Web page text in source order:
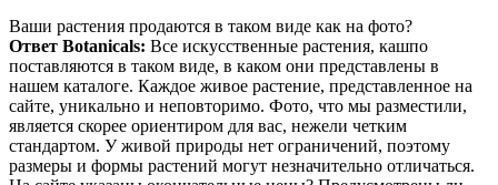
Ваши растения продаются в таком виде как на фото?
Ответ Botanicals: Все искусственные растения, кашпо
поставляются в таком виде, в каком они представлены в
нашем каталоге. Каждое живое растение, представленное на
сайте, уникально и неповторимо. Фото, что мы разместили,
является скорее ориентиром для вас, нежели четким
стандартом. У живой природы нет ограничений, поэтому
размеры и формы растений могут незначительно отличаться.